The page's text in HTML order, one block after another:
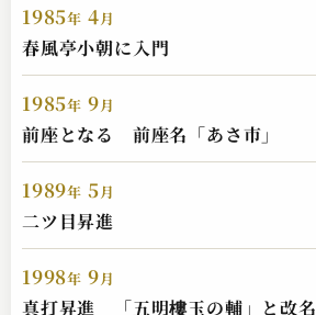
2024.08.29 | 14分
五明樓 玉の輔
1985年 4月
春風亭小朝に入門
1985年 9月
前座となる 前座名「あさ市」
1989年 5月
二ツ目昇進
1998年 9月
真打昇進 「五明樓玉の輔」と改名